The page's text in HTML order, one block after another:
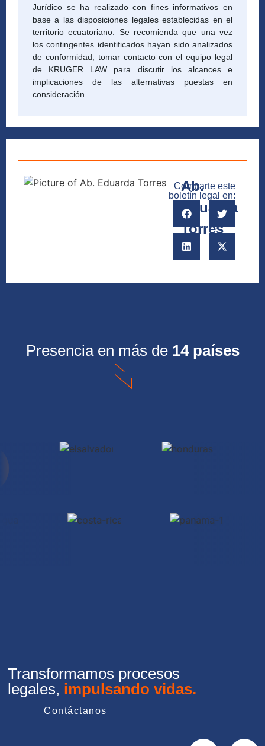
Jurídico se ha realizado con fines informativos en
base a las disposiciones legales establecidas en el
territorio ecuatoriano. Se recomienda que una vez
los contingentes identificados hayan sido analizados
de conformidad, tomar contacto con el equipo legal
de KRUGER LAW para discutir los alcances e
implicaciones de las alternativas puestas en
consideración.
Ab.
Eduarda
Torres
Comparte este
boletín legal en:
Presencia en más de14 países
Transformamos procesos
legales, impulsando vidas.
Contáctanos